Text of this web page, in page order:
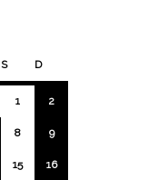
S D
1 2
8 9
15 16